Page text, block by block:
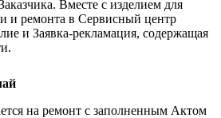
Вместе с изделием для
и ремонта в Сервисный центр
и Заявка-рекламация, содержащая
на ремонт с заполненным Актом